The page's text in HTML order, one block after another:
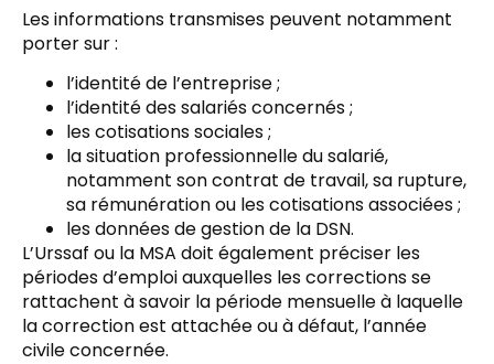
Les informations transmises peuvent notamment
porter sur :
l’identité de l’entreprise ;
l’identité des salariés concernés ;
les cotisations sociales ;
la situation professionnelle du salarié,
notamment son contrat de travail, sa rupture,
sa rémunération ou les cotisations associées ;
les données de gestion de la DSN.
L’Urssaf ou la MSA doit également préciser les
périodes d’emploi auxquelles les corrections se
rattachent à savoir la période mensuelle à laquelle
la correction est attachée ou à défaut, l’année
civile concernée.